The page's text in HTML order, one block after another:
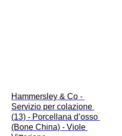
Hammersley & Co -
Servizio per colazione
(13) - Porcellana d’osso
(Bone China) - Viole